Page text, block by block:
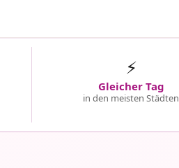
⚡
Gleicher Tag
in den meisten Städten